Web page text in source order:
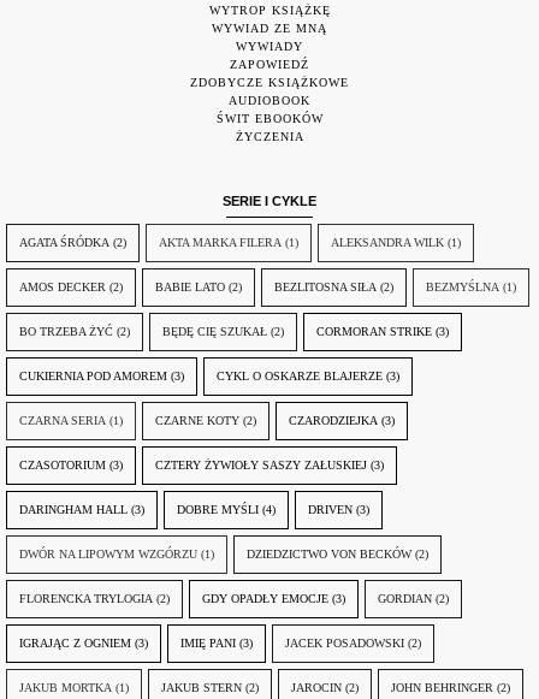
WYTROP KSIĄŻKĘ
WYWIAD ZE MNĄ
WYWIADY
ZAPOWIEDŹ
ZDOBYCZE KSIĄŻKOWE
AUDIOBOOK
ŚWIT EBOOKÓW
ŻYCZENIA
SERIE I CYKLE
AGATA ŚRÓDKA (2) AKTA MARKA FILERA (1) ALEKSANDRA WILK (1)
AMOS DECKER (2) BABIE LATO (2) BEZLITOSNA SIŁA (2) BEZMYŚLNA (1)
BO TRZEBA ŻYĆ (2) BĘDĘ CIĘ SZUKAŁ (2) CORMORAN STRIKE (3)
CUKIERNIA POD AMOREM (3) CYKL O OSKARZE BLAJERZE (3)
CZARNA SERIA (1) CZARNE KOTY (2) CZARODZIEJKA (3)
CZASOTORIUM (3) CZTERY ŻYWIOŁY SASZY ZAŁUSKIEJ (3)
DARINGHAM HALL (3) DOBRE MYŚLI (4) DRIVEN (3)
DWÓR NA LIPOWYM WZGÓRZU (1) DZIEDZICTWO VON BECKÓW (2)
FLORENCKA TRYLOGIA (2) GDY OPADŁY EMOCJE (3) GORDIAN (2)
IGRAJĄC Z OGNIEM (3) IMIĘ PANI (3) JACEK POSADOWSKI (2)
JAKUB MORTKA (1) JAKUB STERN (2) JAROCIN (2) JOHN BEHRINGER (2)